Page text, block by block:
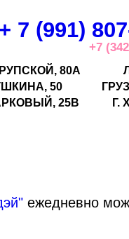
+ 7 (991)
80А
50
Г.
25В
+7
ежедневно